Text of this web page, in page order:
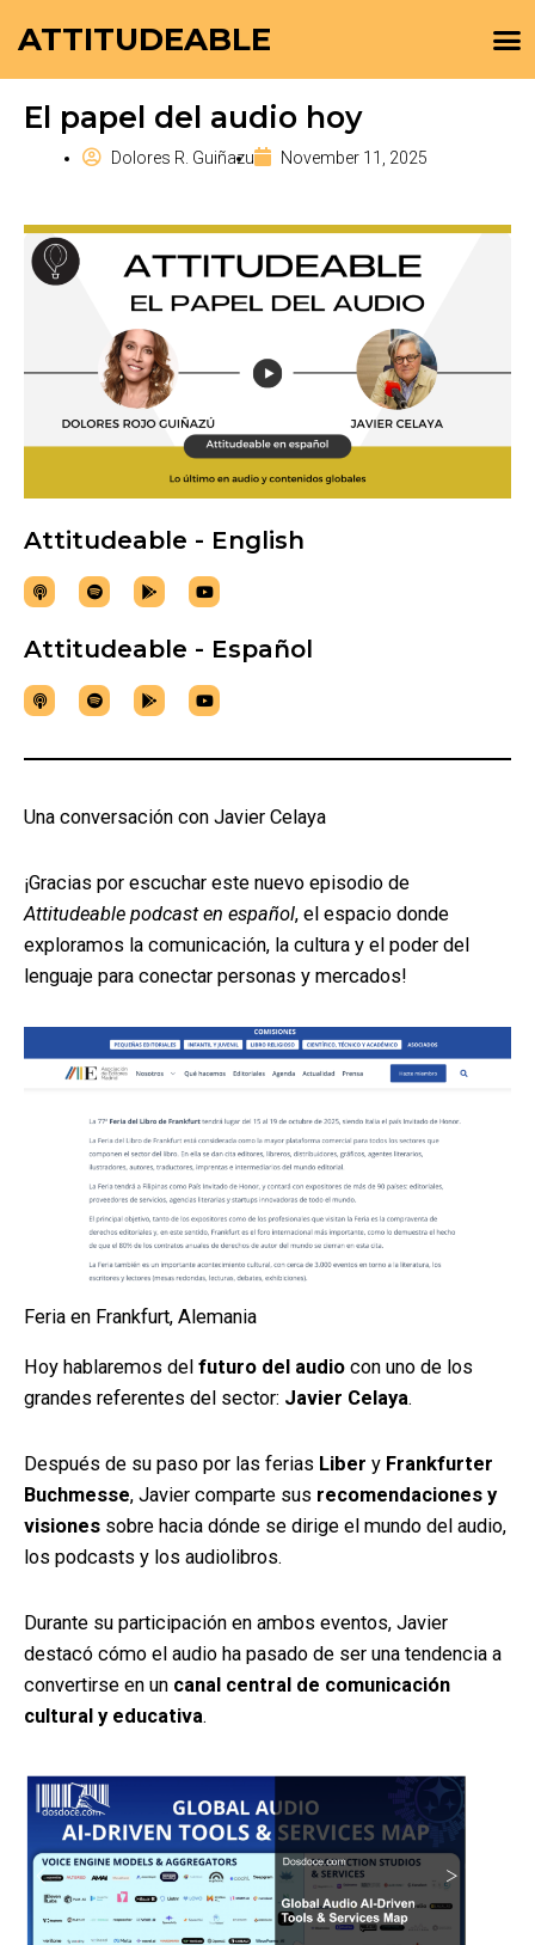
ATTITUDEABLE
El papel del audio hoy
Dolores R. Guiñazu November 11, 2025
Attitudeable - English
Attitudeable - Español
Una conversación con Javier Celaya
¡Gracias por escuchar este nuevo episodio de
Attitudeable podcast en español, el espacio donde
exploramos la comunicación, la cultura y el poder del
lenguaje para conectar personas y mercados!
Feria en Frankfurt, Alemania
Hoy hablaremos del futuro del audio con uno de los
grandes referentes del sector: Javier Celaya.
Después de su paso por las ferias Liber y Frankfurter
Buchmesse, Javier comparte sus recomendaciones y
visiones sobre hacia dónde se dirige el mundo del audio,
los podcasts y los audiolibros.
Durante su participación en ambos eventos, Javier
destacó cómo el audio ha pasado de ser una tendencia a
convertirse en un canal central de comunicación
cultural y educativa.